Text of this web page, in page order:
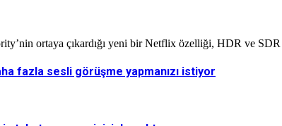
ortaya çıkardığı yeni bir Netflix özelliği, HDR ve
fazla sesli görüşme yapmanızı istiyor